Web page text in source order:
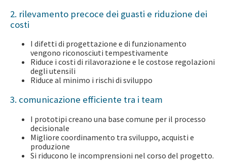
2. rilevamento precoce dei guasti e riduzione dei
costi
I difetti di progettazione e di funzionamento
vengono riconosciuti tempestivamente
Riduce i costi di rilavorazione e le costose regolazioni
degli utensili
Riduce al minimo i rischi di sviluppo
3. comunicazione efficiente tra i team
I prototipi creano una base comune per il processo
decisionale
Migliore coordinamento tra sviluppo, acquisti e
produzione
Si riducono le incomprensioni nel corso del progetto.